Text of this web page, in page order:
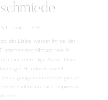
GALLEN
der Liebe, werdet ihr bei der
inmitten der Altstadt von St.
eine einmalige Auswahl an
Handwerkskunst
durch eine grosse
– ideal, um sich inspirieren